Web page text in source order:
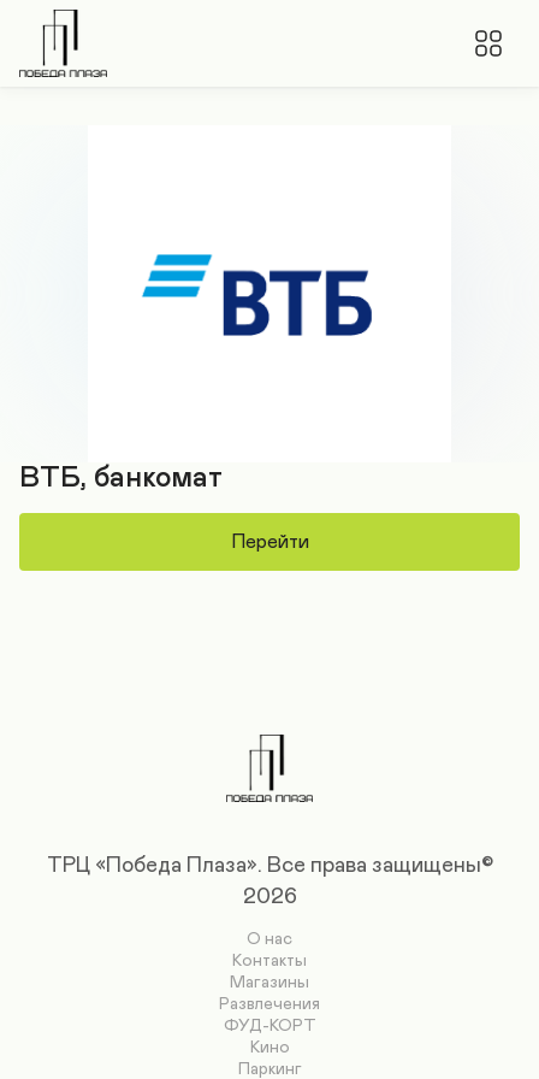
ВТБ, банкомат
Перейти
ТРЦ «Победа Плаза». Все права защищены©
2026
О нас
Контакты
Магазины
Развлечения
ФУД-КОРТ
Кино
Паркинг